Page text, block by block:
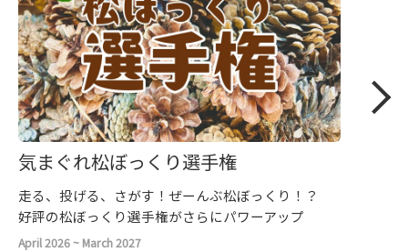
気まぐれ松ぼっくり選手権
走る、投げる、さがす！ぜーんぶ松ぼっくり！？
好評の松ぼっくり選手権がさらにパワーアップ
April 2026 ~ March 2027